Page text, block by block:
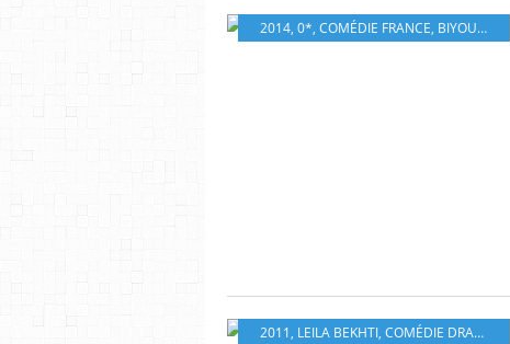
2014, 0*, COMÉDIE FRANCE, BIYOUNA
2011, LEILA BEKHTI, COMÉDIE DRAMATIQUE